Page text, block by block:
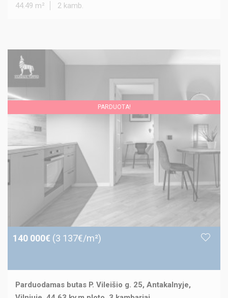
44.49 m²
2 kamb.
PARDUOTA!
140 000€ (3 137€/m²)
Parduodamas butas P. Vileišio g. 25, Antakalnyje,